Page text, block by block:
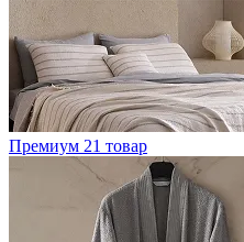
Премиум 21 товар